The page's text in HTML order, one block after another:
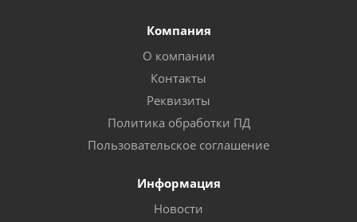
Компания
О компании
Контакты
Реквизиты
Политика обработки ПД
Пользовательское соглашение
Информация
Новости